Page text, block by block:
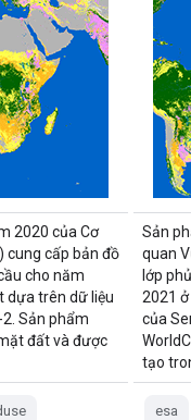
2020 của Cơ
cung cấp bản đồ
cho năm
dựa trên dữ liệu
Sản phẩm
đất và được
Sản
quan
lớp
2021
của
tạo
esa